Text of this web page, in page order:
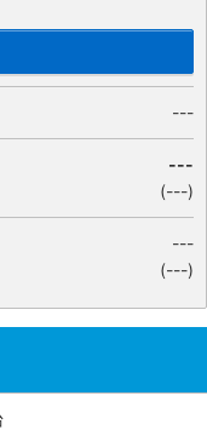
---
---
(---)
---
(---)